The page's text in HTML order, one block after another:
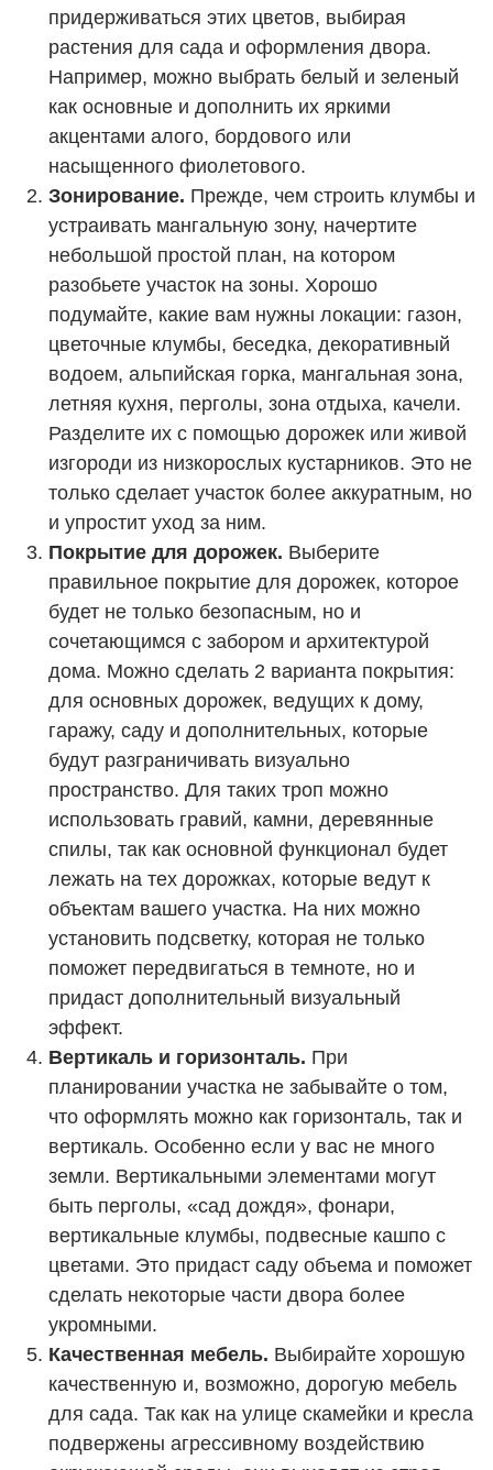
придерживаться этих цветов, выбирая
растения для сада и оформления двора.
Например, можно выбрать белый и зеленый
как основные и дополнить их яркими
акцентами алого, бордового или
насыщенного фиолетового.
Зонирование. Прежде, чем строить клумбы и
устраивать мангальную зону, начертите
небольшой простой план, на котором
разобьете участок на зоны. Хорошо
подумайте, какие вам нужны локации: газон,
цветочные клумбы, беседка, декоративный
водоем, альпийская горка, мангальная зона,
летняя кухня, перголы, зона отдыха, качели.
Разделите их с помощью дорожек или живой
изгороди из низкорослых кустарников. Это не
только сделает участок более аккуратным, но
и упростит уход за ним.
Покрытие для дорожек. Выберите
правильное покрытие для дорожек, которое
будет не только безопасным, но и
сочетающимся с забором и архитектурой
дома. Можно сделать 2 варианта покрытия:
для основных дорожек, ведущих к дому,
гаражу, саду и дополнительных, которые
будут разграничивать визуально
пространство. Для таких троп можно
использовать гравий, камни, деревянные
спилы, так как основной функционал будет
лежать на тех дорожках, которые ведут к
объектам вашего участка. На них можно
установить подсветку, которая не только
поможет передвигаться в темноте, но и
придаст дополнительный визуальный
эффект.
Вертикаль и горизонталь. При
планировании участка не забывайте о том,
что оформлять можно как горизонталь, так и
вертикаль. Особенно если у вас не много
земли. Вертикальными элементами могут
быть перголы, «сад дождя», фонари,
вертикальные клумбы, подвесные кашпо с
цветами. Это придаст саду объема и поможет
сделать некоторые части двора более
укромными.
Качественная мебель. Выбирайте хорошую
качественную и, возможно, дорогую мебель
для сада. Так как на улице скамейки и кресла
подвержены агрессивному воздействию